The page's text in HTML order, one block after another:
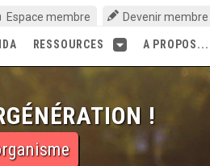
Espace membre Devenir membre
A PROPOS...
RESSOURCES
!